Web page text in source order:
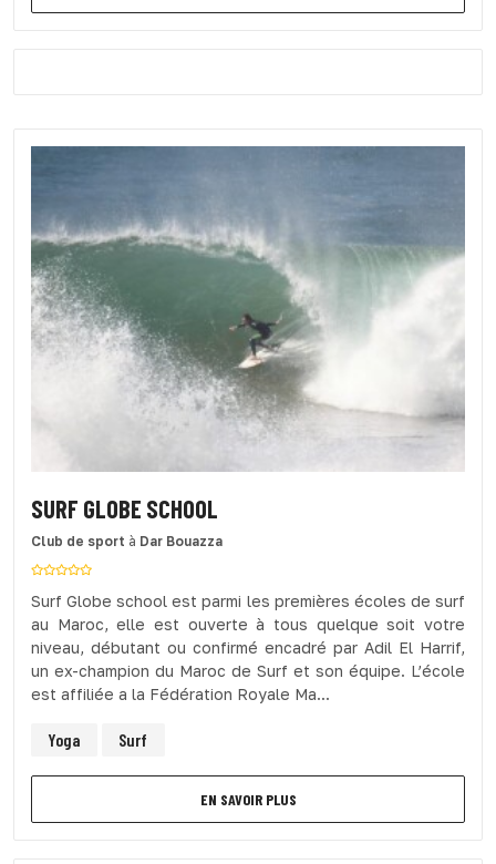
SURF GLOBE SCHOOL
Club de sport à Dar Bouazza
Surf Globe school est parmi les premières écoles de surf
au Maroc, elle est ouverte à tous quelque soit votre
niveau, débutant ou confirmé encadré par Adil El Harrif,
un ex-champion du Maroc de Surf et son équipe. L’école
est affiliée a la Fédération Royale Ma...
Yoga Surf
EN SAVOIR PLUS